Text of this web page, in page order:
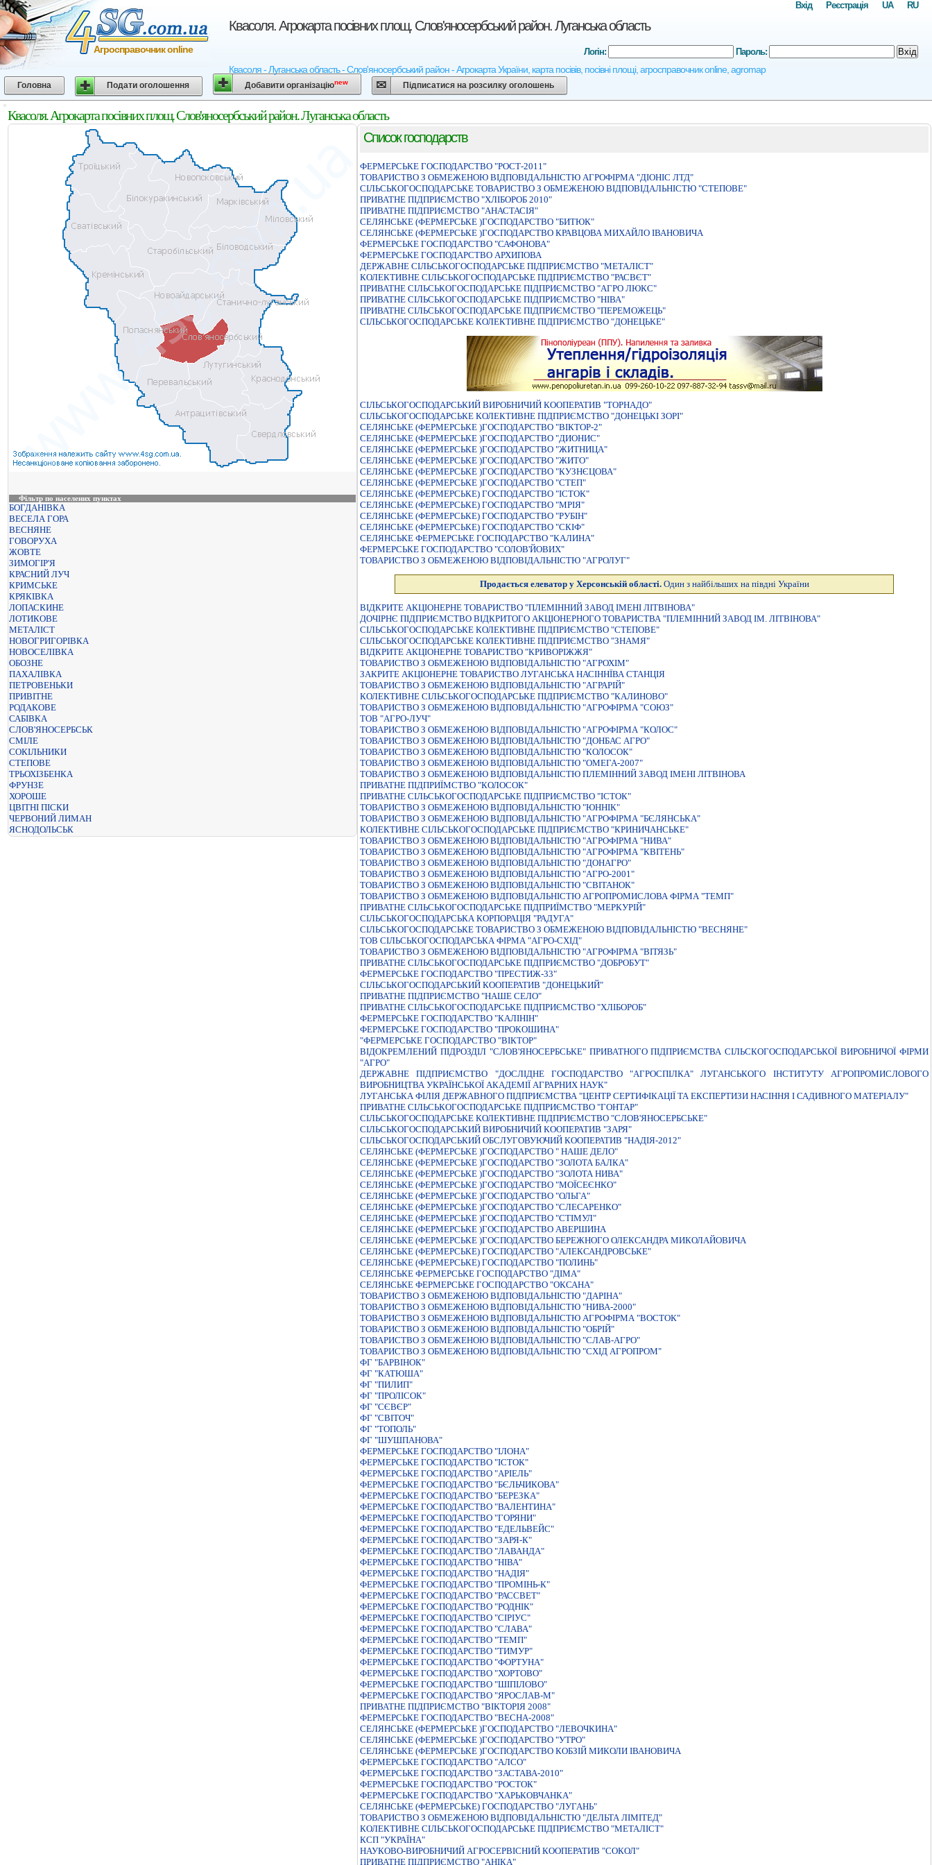
Квасоля. Агрокарта посівних площ. Слов'яносербський район. Луганська область
Квасоля - Луганська область - Слов'яносербський район - Агрокарта України, карта посівів, посівні площі, агросправочник online, agromap
Агросправочник online
RU
UA
Реєстрація
Вхід
Логін: Пароль: Вхід
Головна Подати оголошення Добавити організаціюnew Підписатися на розсилку оголошень
Квасоля. Агрокарта посівних площ. Слов'яносербський район. Луганська область
Фільтр по населених пунктах
БОГДАНІВКА
ВЕСЕЛА ГОРА
ВЕСНЯНЕ
ГОВОРУХА
ЖОВТЕ
ЗИМОГІР'Я
КРАСНИЙ ЛУЧ
КРИМСЬКЕ
КРЯКІВКА
ЛОПАСКИНЕ
ЛОТИКОВЕ
МЕТАЛІСТ
НОВОГРИГОРІВКА
НОВОСЕЛІВКА
ОБОЗНЕ
ПАХАЛІВКА
ПЕТРОВЕНЬКИ
ПРИВІТНЕ
РОДАКОВЕ
САБІВКА
СЛОВ'ЯНОСЕРБСЬК
СМІЛЕ
СОКІЛЬНИКИ
СТЕПОВЕ
ТРЬОХІЗБЕНКА
ФРУНЗЕ
ХОРОШЕ
ЦВІТНІ ПІСКИ
ЧЕРВОНИЙ ЛИМАН
ЯСНОДОЛЬСЬК
Список господарств
ФЕРМЕРСЬКЕ ГОСПОДАРСТВО "РОСТ-2011"
ТОВАРИСТВО З ОБМЕЖЕНОЮ ВIДПОВIДАЛЬНIСТЮ АГРОФIРМА "ДIОНIС ЛТД"
СІЛЬСЬКОГОСПОДАРСЬКЕ ТОВАРИСТВО З ОБМЕЖЕНОЮ ВІДПОВІДАЛЬНІСТЮ "СТЕПОВЕ"
ПРИВАТНЕ ПIДПРИЄМСТВО "ХЛIБОРОБ 2010"
ПРИВАТНЕ ПІДПРИЄМСТВО "АНАСТАСІЯ"
СЕЛЯНСЬКЕ (ФЕРМЕРСЬКЕ )ГОСПОДАРСТВО "БИТЮК"
СЕЛЯНСЬКЕ (ФЕРМЕРСЬКЕ )ГОСПОДАРСТВО КРАВЦОВА МИХАЙЛО IВАНОВИЧА
ФЕРМЕРСЬКЕ ГОСПОДАРСТВО "САФОНОВА"
ФЕРМЕРСЬКЕ ГОСПОДАРСТВО АРХИПОВА
ДЕРЖАВНЕ СIЛЬСЬКОГОСПОДАРСЬКЕ ПIДПРИЄМСТВО "МЕТАЛIСТ"
КОЛЕКТИВНЕ СІЛЬСЬКОГОСПОДАРСЬКЕ ПІДПРИЄМСТВО "РАСВЄТ"
ПРИВАТНЕ СIЛЬСЬКОГОСПОДАРСЬКЕ ПIДПРИЄМСТВО "АГРО ЛЮКС"
ПРИВАТНЕ СIЛЬСЬКОГОСПОДАРСЬКЕ ПIДПРИЄМСТВО "НIВА"
ПРИВАТНЕ СІЛЬСЬКОГОСПОДАРСЬКЕ ПІДПРИЄМСТВО "ПЕРЕМОЖЕЦЬ"
СIЛЬСЬКОГОСПОДАРСЬКЕ КОЛЕКТИВНЕ ПIДПРИЄМСТВО "ДОНЕЦЬКЕ"
СIЛЬСЬКОГОСПОДАРСЬКИЙ ВИРОБНИЧИЙ КООПЕРАТИВ "ТОРНАДО"
СІЛЬСЬКОГОСПОДАРСЬКЕ КОЛЕКТИВНЕ ПІДПРИЄМСТВО "ДОНЕЦЬКІ ЗОРІ"
СЕЛЯНСЬКЕ (ФЕРМЕРСЬКЕ )ГОСПОДАРСТВО "ВIКТОР-2"
СЕЛЯНСЬКЕ (ФЕРМЕРСЬКЕ )ГОСПОДАРСТВО "ДИОНИС"
СЕЛЯНСЬКЕ (ФЕРМЕРСЬКЕ )ГОСПОДАРСТВО "ЖИТНИЦА"
СЕЛЯНСЬКЕ (ФЕРМЕРСЬКЕ )ГОСПОДАРСТВО "ЖИТО"
СЕЛЯНСЬКЕ (ФЕРМЕРСЬКЕ )ГОСПОДАРСТВО "КУЗНЄЦОВА"
СЕЛЯНСЬКЕ (ФЕРМЕРСЬКЕ )ГОСПОДАРСТВО "СТЕП"
СЕЛЯНСЬКЕ (ФЕРМЕРСЬКЕ) ГОСПОДАРСТВО "ІСТОК"
СЕЛЯНСЬКЕ (ФЕРМЕРСЬКЕ) ГОСПОДАРСТВО "МРІЯ"
СЕЛЯНСЬКЕ (ФЕРМЕРСЬКЕ) ГОСПОДАРСТВО "РУБIН"
СЕЛЯНСЬКЕ (ФЕРМЕРСЬКЕ) ГОСПОДАРСТВО "СКIФ"
СЕЛЯНСЬКЕ ФЕРМЕРСЬКЕ ГОСПОДАРСТВО "КАЛИНА"
ФЕРМЕРСЬКЕ ГОСПОДАРСТВО "СОЛОВ'ЙОВИХ"
ТОВАРИСТВО З ОБМЕЖЕНОЮ ВIДПОВIДАЛЬНIСТЮ "АГРОЛУГ"
Продається елеватор у Херсонській області. Один з найбільших на півдні України
ВIДКРИТЕ АКЦIОНЕРНЕ ТОВАРИСТВО "ПЛЕМIННИЙ ЗАВОД IМЕНI ЛIТВIНОВА"
ДОЧIРНЄ ПIДПРИЄМСТВО ВIДКРИТОГО АКЦIОНЕРНОГО ТОВАРИСТВА "ПЛЕМIННИЙ ЗАВОД IМ. ЛIТВIНОВА"
СIЛЬСЬКОГОСПОДАРСЬКЕ КОЛЕКТИВНЕ ПIДПРИЄМСТВО "СТЕПОВЕ"
СIЛЬСЬКОГОСПОДАРСЬКЕ КОЛЕКТИВНЕ ПIДПРИЄМСТВО "ЗНАМЯ"
ВІДКРИТЕ АКЦІОНЕРНЕ ТОВАРИСТВО "КРИВОРІЖЖЯ"
ТОВАРИСТВО З ОБМЕЖЕНОЮ ВІДПОВІДАЛЬНІСТЮ "АГРОХІМ"
ЗАКРИТЕ АКЦIОНЕРНЕ ТОВАРИСТВО ЛУГАНСЬКА НАСIННЇВА СТАНЦIЯ
ТОВАРИСТВО З ОБМЕЖЕНОЮ ВIДПОВIДАЛЬНIСТЮ "АГРАРIЙ"
КОЛЕКТИВНЕ СІЛЬСЬКОГОСПОДАРСЬКЕ ПІДПРИЄМСТВО "КАЛИНОВО"
ТОВАРИСТВО З ОБМЕЖЕНОЮ ВІДПОВІДАЛЬНІСТЮ "АГРОФІРМА "СОЮЗ"
ТОВ "АГРО-ЛУЧ"
ТОВАРИСТВО З ОБМЕЖЕНОЮ ВІДПОВІДАЛЬНІСТЮ "АГРОФІРМА "КОЛОС"
ТОВАРИСТВО З ОБМЕЖЕНОЮ ВIДПОВIДАЛЬНIСТЮ "ДОНБАС АГРО"
ТОВАРИСТВО З ОБМЕЖЕНОЮ ВIДПОВIДАЛЬНIСТЮ "КОЛОСОК"
ТОВАРИСТВО З ОБМЕЖЕНОЮ ВIДПОВIДАЛЬНIСТЮ "ОМЕГА-2007"
ТОВАРИСТВО З ОБМЕЖЕНОЮ ВІДПОВІДАЛЬНІСТЮ ПЛЕМІННИЙ ЗАВОД ІМЕНІ ЛІТВІНОВА
ПРИВАТНЕ ПIДПРИЇМСТВО "КОЛОСОК"
ПРИВАТНЕ СIЛЬСЬКОГОСПОДАРСЬКЕ ПIДПРИЄМСТВО "IСТОК"
ТОВАРИСТВО З ОБМЕЖЕНОЮ ВIДПОВIДАЛЬНIСТЮ "ЮННIК"
ТОВАРИСТВО З ОБМЕЖЕНОЮ ВIДПОВIДАЛЬНIСТЮ "АГРОФIРМА "БЄЛЯНСЬКА"
КОЛЕКТИВНЕ СІЛЬСЬКОГОСПОДАРСЬКЕ ПІДПРИЄМСТВО "КРИНИЧАНСЬКЕ"
ТОВАРИСТВО З ОБМЕЖЕНОЮ ВIДПОВIДАЛЬНIСТЮ "АГРОФIРМА "НИВА"
ТОВАРИСТВО З ОБМЕЖЕНОЮ ВIДПОВIДАЛЬНIСТЮ "АГРОФIРМА "КВIТЕНЬ"
ТОВАРИСТВО З ОБМЕЖЕНОЮ ВIДПОВIДАЛЬНIСТЮ "ДОНАГРО"
ТОВАРИСТВО З ОБМЕЖЕНОЮ ВIДПОВIДАЛЬНIСТЮ "АГРО-2001"
ТОВАРИСТВО З ОБМЕЖЕНОЮ ВІДПОВІДАЛЬНІСТЮ "СВІТАНОК"
ТОВАРИСТВО З ОБМЕЖЕНОЮ ВIДПОВIДАЛЬНIСТЮ АГРОПРОМИСЛОВА ФIРМА "ТЕМП"
ПРИВАТНЕ СIЛЬСЬКОГОСПОДАРСЬКЕ ПIДПРИЇМСТВО "МЕРКУРIЙ"
СIЛЬСЬКОГОСПОДАРСЬКА КОРПОРАЦIЯ "РАДУГА"
СІЛЬСЬКОГОСПОДАРСЬКЕ ТОВАРИСТВО З ОБМЕЖЕНОЮ ВІДПОВІДАЛЬНІСТЮ "ВЕСНЯНЕ"
ТОВ СІЛЬСЬКОГОСПОДАРСЬКА ФІРМА "АГРО-СХІД"
ТОВАРИСТВО З ОБМЕЖЕНОЮ ВIДПОВIДАЛЬНIСТЮ "АГРОФIРМА "ВIТЯЗЬ"
ПРИВАТНЕ СІЛЬСЬКОГОСПОДАРСЬКЕ ПІДПРИЄМСТВО "ДОБРОБУТ"
ФЕРМЕРСЬКЕ ГОСПОДАРСТВО "ПРЕСТИЖ-33"
СІЛЬСЬКОГОСПОДАРСЬКИЙ КООПЕРАТИВ "ДОНЕЦЬКИЙ"
ПРИВАТНЕ ПІДПРИЄМСТВО "НАШЕ СЕЛО"
ПРИВАТНЕ СІЛЬСЬКОГОСПОДАРСЬКЕ ПІДПРИЄМСТВО "ХЛІБОРОБ"
ФЕРМЕРСЬКЕ ГОСПОДАРСТВО "КАЛІНІН"
ФЕРМЕРСЬКЕ ГОСПОДАРСТВО "ПРОКОШИНА"
"ФЕРМЕРСЬКЕ ГОСПОДАРСТВО "ВIКТОР"
ВIДОКРЕМЛЕНИЙ ПIДРОЗДIЛ "СЛОВ'ЯНОСЕРБСЬКЕ" ПРИВАТНОГО ПIДПРИЄМСТВА СIЛЬСКОГОСПОДАРСЬКОЇ ВИРОБНИЧОЇ ФIРМИ
"АГРО"
ДЕРЖАВНЕ ПIДПРИЄМСТВО "ДОСЛIДНЕ ГОСПОДАРСТВО "АГРОСПIЛКА" ЛУГАНСЬКОГО IНСТИТУТУ АГРОПРОМИСЛОВОГО
ВИРОБНИЦТВА УКРАЇНСЬКОЇ АКАДЕМIЇ АГРАРНИХ НАУК"
ЛУГАНСЬКА ФІЛІЯ ДЕРЖАВНОГО ПІДПРИЄМСТВА "ЦЕНТР СЕРТИФІКАЦІЇ ТА ЕКСПЕРТИЗИ НАСІННЯ І САДИВНОГО МАТЕРІАЛУ"
ПРИВАТНЕ СIЛЬСЬКОГОСПОДАРСЬКЕ ПIДПРИЄМСТВО "ГОНТАР"
СIЛЬСЬКОГОСПОДАРСЬКЕ КОЛЕКТИВНЕ ПIДПРИЄМСТВО "СЛОВ'ЯНОСЕРБСЬКЕ"
СIЛЬСЬКОГОСПОДАРСЬКИЙ ВИРОБНИЧИЙ КООПЕРАТИВ "ЗАРЯ"
СІЛЬСЬКОГОСПОДАРСЬКИЙ ОБСЛУГОВУЮЧИЙ КООПЕРАТИВ "НАДІЯ-2012"
СЕЛЯНСЬКЕ (ФЕРМЕРСЬКЕ )ГОСПОДАРСТВО " НАШЕ ДЕЛО"
СЕЛЯНСЬКЕ (ФЕРМЕРСЬКЕ )ГОСПОДАРСТВО "ЗОЛОТА БАЛКА"
СЕЛЯНСЬКЕ (ФЕРМЕРСЬКЕ )ГОСПОДАРСТВО "ЗОЛОТА НИВА"
СЕЛЯНСЬКЕ (ФЕРМЕРСЬКЕ )ГОСПОДАРСТВО "МОЇСЕЄНКО"
СЕЛЯНСЬКЕ (ФЕРМЕРСЬКЕ )ГОСПОДАРСТВО "ОЛЬГА"
СЕЛЯНСЬКЕ (ФЕРМЕРСЬКЕ )ГОСПОДАРСТВО "СЛЕСАРЕНКО"
СЕЛЯНСЬКЕ (ФЕРМЕРСЬКЕ )ГОСПОДАРСТВО "СТІМУЛ"
СЕЛЯНСЬКЕ (ФЕРМЕРСЬКЕ )ГОСПОДАРСТВО АВЕРШИНА
СЕЛЯНСЬКЕ (ФЕРМЕРСЬКЕ )ГОСПОДАРСТВО БЕРЕЖНОГО ОЛЕКСАНДРА МИКОЛАЙОВИЧА
СЕЛЯНСЬКЕ (ФЕРМЕРСЬКЕ) ГОСПОДАРСТВО "АЛЕКСАНДРОВСЬКЕ"
СЕЛЯНСЬКЕ (ФЕРМЕРСЬКЕ) ГОСПОДАРСТВО "ПОЛИНЬ"
СЕЛЯНСЬКЕ ФЕРМЕРСЬКЕ ГОСПОДАРСТВО "ДIМА"
СЕЛЯНСЬКЕ ФЕРМЕРСЬКЕ ГОСПОДАРСТВО "ОКСАНА"
ТОВАРИСТВО З ОБМЕЖЕНОЮ ВIДПОВIДАЛЬНIСТЮ "ДАРIНА"
ТОВАРИСТВО З ОБМЕЖЕНОЮ ВIДПОВIДАЛЬНIСТЮ "НИВА-2000"
ТОВАРИСТВО З ОБМЕЖЕНОЮ ВIДПОВIДАЛЬНIСТЮ АГРОФIРМА "ВОСТОК"
ТОВАРИСТВО З ОБМЕЖЕНОЮ ВІДПОВІДАЛЬНІСТЮ "ОБРІЙ"
ТОВАРИСТВО З ОБМЕЖЕНОЮ ВІДПОВІДАЛЬНІСТЮ "СЛАВ-АГРО"
ТОВАРИСТВО З ОБМЕЖЕНОЮ ВІДПОВІДАЛЬНІСТЮ "СХІД АГРОПРОМ"
ФГ "БАРВІНОК"
ФГ "КАТЮША"
ФГ "ПИЛИП"
ФГ "ПРОЛІСОК"
ФГ "СЄВЄР"
ФГ "СВІТОЧ"
ФГ "ТОПОЛЬ"
ФГ "ШУШПАНОВА"
ФЕРМЕРСЬКЕ ГОСПОДАРСТВО "IЛОНА"
ФЕРМЕРСЬКЕ ГОСПОДАРСТВО "IСТОК"
ФЕРМЕРСЬКЕ ГОСПОДАРСТВО "АРIЕЛЬ"
ФЕРМЕРСЬКЕ ГОСПОДАРСТВО "БЄЛЬЧИКОВА"
ФЕРМЕРСЬКЕ ГОСПОДАРСТВО "БЕРЕЗКА"
ФЕРМЕРСЬКЕ ГОСПОДАРСТВО "ВАЛЕНТИНА"
ФЕРМЕРСЬКЕ ГОСПОДАРСТВО "ГОРЯНИ"
ФЕРМЕРСЬКЕ ГОСПОДАРСТВО "ЕДЕЛЬВЕЙС"
ФЕРМЕРСЬКЕ ГОСПОДАРСТВО "ЗАРЯ-К"
ФЕРМЕРСЬКЕ ГОСПОДАРСТВО "ЛАВАНДА"
ФЕРМЕРСЬКЕ ГОСПОДАРСТВО "НIВА"
ФЕРМЕРСЬКЕ ГОСПОДАРСТВО "НАДIЯ"
ФЕРМЕРСЬКЕ ГОСПОДАРСТВО "ПРОМІНЬ-К"
ФЕРМЕРСЬКЕ ГОСПОДАРСТВО "РАССВЕТ"
ФЕРМЕРСЬКЕ ГОСПОДАРСТВО "РОДНIК"
ФЕРМЕРСЬКЕ ГОСПОДАРСТВО "СIРIУС"
ФЕРМЕРСЬКЕ ГОСПОДАРСТВО "СЛАВА"
ФЕРМЕРСЬКЕ ГОСПОДАРСТВО "ТЕМП"
ФЕРМЕРСЬКЕ ГОСПОДАРСТВО "ТИМУР"
ФЕРМЕРСЬКЕ ГОСПОДАРСТВО "ФОРТУНА"
ФЕРМЕРСЬКЕ ГОСПОДАРСТВО "ХОРТОВО"
ФЕРМЕРСЬКЕ ГОСПОДАРСТВО "ШIПIЛОВО"
ФЕРМЕРСЬКЕ ГОСПОДАРСТВО "ЯРОСЛАВ-М"
ПРИВАТНЕ ПIДПРИЄМСТВО "ВIКТОРIЯ 2008"
ФЕРМЕРСЬКЕ ГОСПОДАРСТВО "ВЕСНА-2008"
СЕЛЯНСЬКЕ (ФЕРМЕРСЬКЕ )ГОСПОДАРСТВО "ЛЕВОЧКИНА"
СЕЛЯНСЬКЕ (ФЕРМЕРСЬКЕ )ГОСПОДАРСТВО "УТРО"
СЕЛЯНСЬКЕ (ФЕРМЕРСЬКЕ )ГОСПОДАРСТВО КОБЗIЙ МИКОЛИ IВАНОВИЧА
ФЕРМЕРСЬКЕ ГОСПОДАРСТВО "АЛСО"
ФЕРМЕРСЬКЕ ГОСПОДАРСТВО "ЗАСТАВА-2010"
ФЕРМЕРСЬКЕ ГОСПОДАРСТВО "РОСТОК"
ФЕРМЕРСЬКЕ ГОСПОДАРСТВО "ХАРЬКОВЧАНКА"
СЕЛЯНСЬКЕ (ФЕРМЕРСЬКЕ) ГОСПОДАРСТВО "ЛУГАНЬ"
ТОВАРИСТВО З ОБМЕЖЕНОЮ ВIДПОВIДАЛЬНIСТЮ "ДЕЛЬТА ЛIМIТЕД"
КОЛЕКТИВНЕ СІЛЬСЬКОГОСПОДАРСЬКЕ ПІДПРИЄМСТВО "МЕТАЛІСТ"
КСП "УКРАЇНА"
НАУКОВО-ВИРОБНИЧИЙ АГРОСЕРВIСНИЙ КООПЕРАТИВ "СОКОЛ"
ПРИВАТНЕ ПIДПРИЄМСТВО "АНIКА"